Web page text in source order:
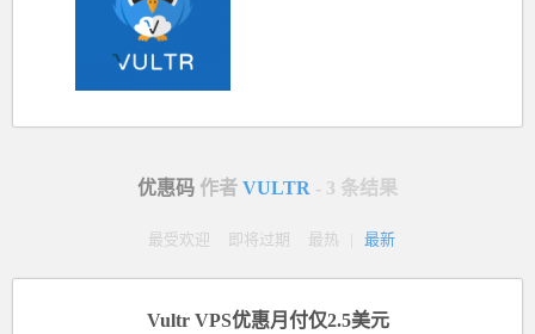
优惠码 作者 VULTR - 3 条结果
最受欢迎 即将过期 最热 最新
Vultr VPS优惠月付仅2.5美元